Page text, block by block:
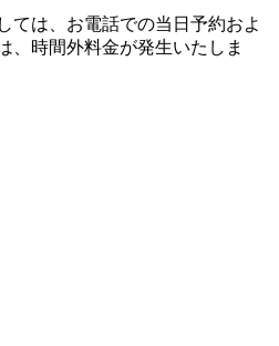
ては、お電話での当日予約およ
、時間外料金が発生いたしま